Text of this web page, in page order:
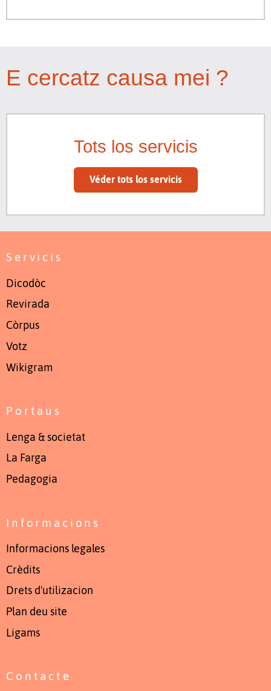
E cercatz causa mei ?
Tots los servicis
Véder tots los servicis
Servicis
Dicodòc
Revirada
Còrpus
Votz
Wikigram
Portaus
Lenga & societat
La Farga
Pedagogia
Informacions
Informacions legales
Crèdits
Drets d'utilizacion
Plan deu site
Ligams
Contacte